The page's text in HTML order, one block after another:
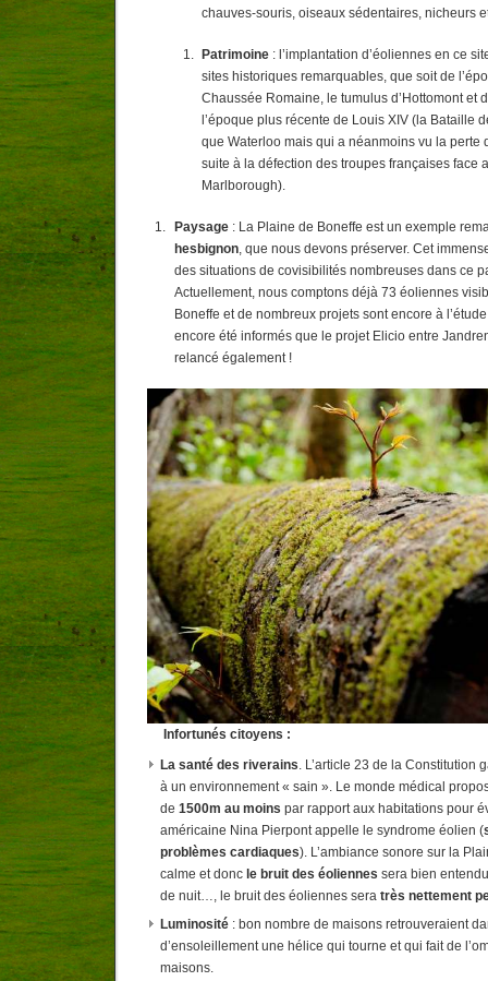
chauves-souris, oiseaux sédentaires, nicheurs
Patrimoine : l’implantation d’éoliennes en ce
sites historiques remarquables, que soit de
Chaussée Romaine, le tumulus d’Hottomont et
l’époque plus récente de Louis XIV (la Bataille
que Waterloo mais qui a néanmoins vu la perte
suite à la défection des troupes françaises face
Marlborough).
Paysage : La Plaine de Boneffe est un exemple
hesbignon , que nous devons préserver. Cet
des situations de covisibilités nombreuses dans ce
Actuellement, nous comptons déjà 73 éoliennes
Boneffe et de nombreux projets sont encore à
encore été informés que le projet Elicio entre
relancé également !
Infortunés citoyens :
La santé des riverains. L’article 23 de la Constitution
à un environnement « sain ». Le monde médical
de 1500m au moins par rapport aux habitations pour
américaine Nina Pierpont appelle le syndrome éolien (
problèmes cardiaques). L’ambiance sonore sur la
calme et donc le bruit des éoliennes sera bien
de nuit…, le bruit des éoliennes sera très nettement
Luminosité : bon nombre de maisons retrouveraient
d’ensoleillement une hélice qui tourne et qui fait de
maisons.